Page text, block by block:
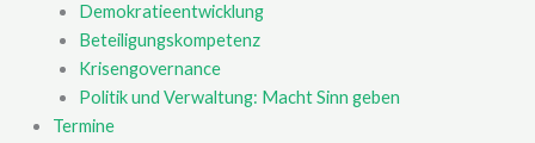
Demokratieentwicklung
Beteiligungskompetenz
Krisengovernance
Politik und Verwaltung: Macht Sinn geben
Termine